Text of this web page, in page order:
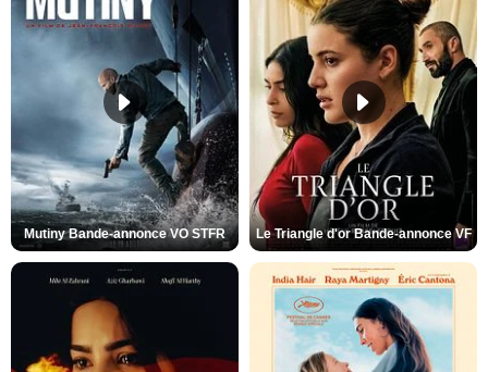
Mutiny Bande-annonce VO STFR Le Triangle d'or Bande-annonce VF